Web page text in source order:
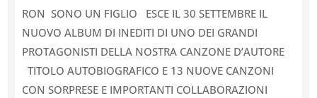
RON SONO UN FIGLIO ESCE IL 30 SETTEMBRE IL
NUOVO ALBUM DI INEDITI DI UNO DEI GRANDI
PROTAGONISTI DELLA NOSTRA CANZONE D’AUTORE
TITOLO AUTOBIOGRAFICO E 13 NUOVE CANZONI
CON SORPRESE E IMPORTANTI COLLABORAZIONI